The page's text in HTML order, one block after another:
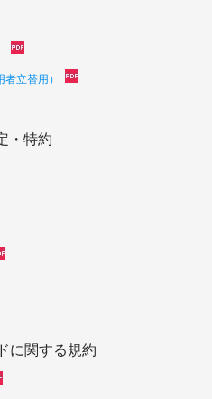
立替用）
・特約
に関する規約